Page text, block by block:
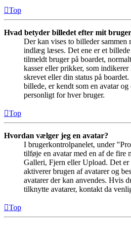
Top
Hvad betyder billedet efter mit
Der kan vises to billeder sammen
indlæg læses. Det ene er et
tilmeldt bruger på boardet,
kasser eller prikker, som
skrevet eller din status på
billede, er kendt som en avatar
personligt for hver bruger.
Top
Hvordan vælger jeg en avatar?
I brugerkontrolpanelet, under
tilføje en avatar med en af de fire
Galleri, Fjern eller Upload. Det er
aktiverer brugen af avatarer og
avatarer der kan anvendes. Hvis
tilknytte avatarer, kontakt da
Top